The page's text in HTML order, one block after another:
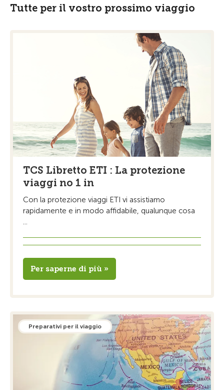
Tutte per il vostro prossimo viaggio
TCS Libretto ETI : La protezione
viaggi no 1 in
Con la protezione viaggi ETI vi assistiamo
rapidamente e in modo affidabile, qualunque cosa
...
Per saperne di più »
Preparativi per il viaggio